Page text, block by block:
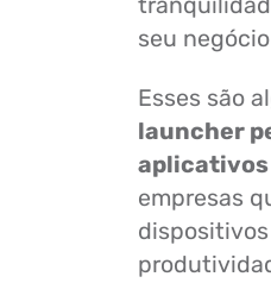
seu
Esses são
launcher
aplicativos
empresas